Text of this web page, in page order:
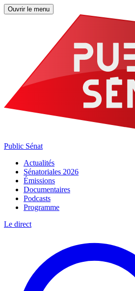
Ouvrir le menu
Public Sénat
Actualités
Sénatoriales 2026
Émissions
Documentaires
Podcasts
Programme
Le direct